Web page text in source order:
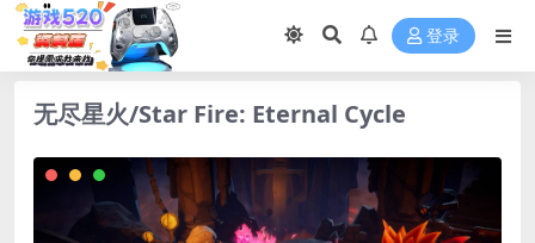
登录
无尽星火/Star Fire: Eternal Cycle